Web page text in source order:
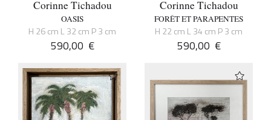
Corinne Tichadou
OASIS
H 26 cm L 32 cm P 3 cm
590,00 €
Corinne Tichadou
FORÊT ET PARAPENTES
H 22 cm L 34 cm P 3 cm
590,00 €